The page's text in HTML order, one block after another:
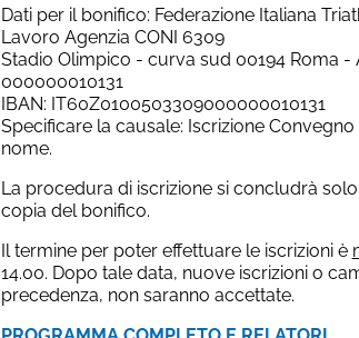
Dati per il bonifico: Federazione Italiana
Lavoro Agenzia CONI 6309
Stadio Olimpico - curva sud 00194 Roma -
000000010131
IBAN: IT60Z0100503309000000010131
Specificare la causale: Iscrizione
nome.
La procedura di iscrizione si concludrà
copia del bonifico.
Il termine per poter effettuare le iscrizioni è
14.00. Dopo tale data, nuove iscrizioni o
precedenza, non saranno accettate.